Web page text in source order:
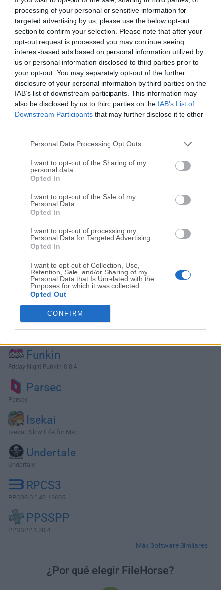
processing of your personal or sensitive information for
targeted advertising by us, please use the below opt-out
section to confirm your selection. Please note that after your
opt-out request is processed you may continue seeing
interest-based ads based on personal information utilized by
us or personal information disclosed to third parties prior to
your opt-out. You may separately opt-out of the further
disclosure of your personal information by third parties on the
IAB’s list of downstream participants. This information may
also be disclosed by us to third parties on the IAB’s List of
Downstream Participants that may further disclose it to other
Personal Data Processing Opt Outs
I want to opt-out of the Sharing of my
personal data.
Opted In
I want to opt-out of the Sale of my
Personal Data.
Opted In
I want to opt-out of processing my
Personal Data for Targeted Advertising.
Opted In
I want to opt-out of Collection, Use,
Retention, Sale, and/or Sharing of my
Personal Data that Is Unrelated with the
Purposes for which it was collected.
Opted Out
CONFIRM
para ordenadores Mac, que permite a usuarios de todos los
niveles de conocimiento técnico cargar y jugar fácilmente a
juegos de Nintendo DS en sus ordenadores personales
utilizando archivos ROM de DS. Debido a su
compatibilidad de casi el 100% con el software de la
consola y su amplio conjunto de funciones avanzadas,
este emulador representa una excelente opción para
cualquiera que busque revivir sus recuerdos de la infancia
o experimentar la emoción de jugar a juegos clásicos de
Nintendo DS en sus modernos dispositivos Mac.La
versatilidad y facilidad de uso de este emulador lo
convierten en una solución ideal para una varied...
Funkin
Friday Night Funkin' 0.8.4
Parsec
Parsec
Isekai
Isekai: Slow Life for Mac
Undertale
Undertale
RPCS3
RPCS3 0.0.42-19695
PPSSPP
PPSSPP 1.20.4
Más Software Similares
¿Por qué elegir FileHorse?